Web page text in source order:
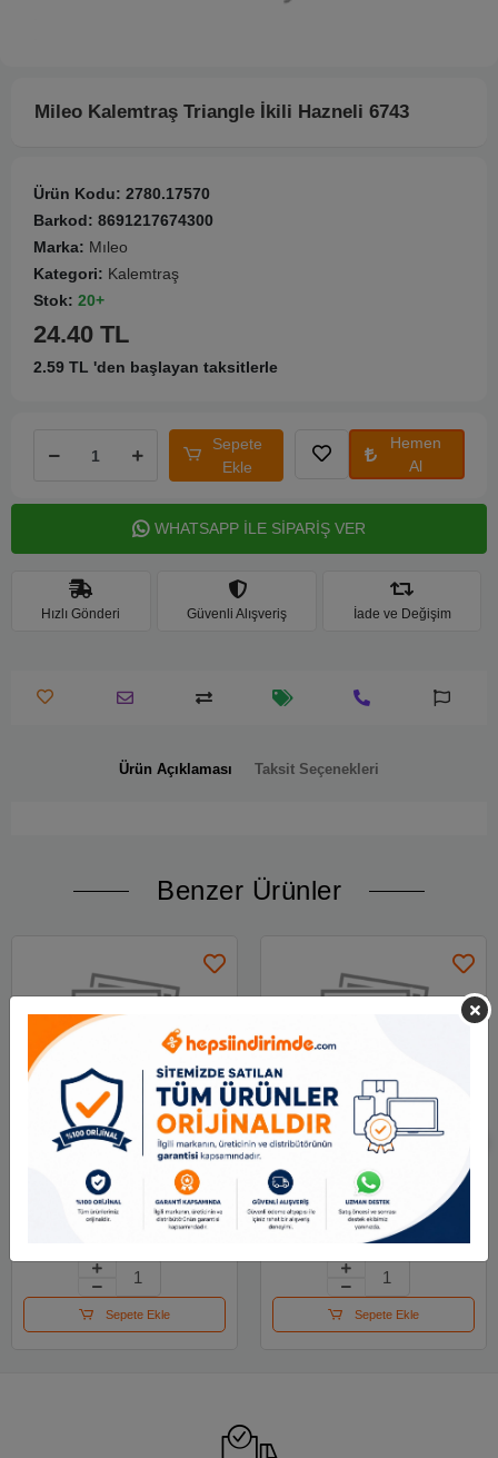
Mileo Kalemtraş Triangle İkili Hazneli 6743
Ürün Kodu: 2780.17570
Barkod: 8691217674300
Marka: Mıleo
Kategori: Kalemtraş
Stok: 20+
24.40 TL
2.59 TL 'den başlayan taksitlerle
Sepete
Ekle
Hemen
Al
WHATSAPP İLE SİPARİŞ VER
Hızlı Gönderi Güvenli Alışveriş İade ve Değişim
Ürün Açıklaması Taksit Seçenekleri
Benzer Ürünler
Maped Kalemtıraş
Gezegen Tek Delikli
Display 051102
Sepete Ekle
Mape Kalemtıraş Tonic
Metal Çift Delikli
068611
104.93 TL
Sepete Ekle